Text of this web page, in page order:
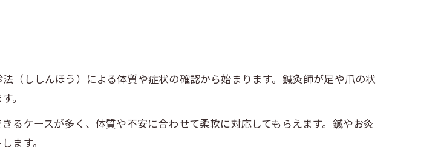
で支持される理由と効果
灸施術で期待できる水虫対策
（ししんほう）による体質や症状の確認から始まります。鍼灸師が足や爪の状
。
るケースが多く、体質や不安に合わせて柔軟に対応してもらえます。鍼やお灸
ます。